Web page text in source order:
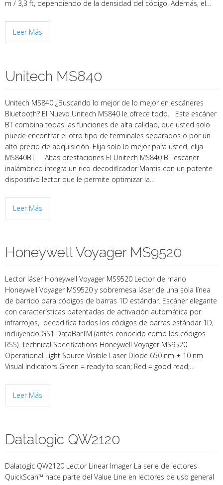
m / 3,3 ft, dependiendo de la densidad del código. Además, el…
Leer Más
Unitech MS840
Unitech MS840 ¿Buscando lo mejor de lo mejor en escáneres
Bluetooth? El Nuevo Unitech MS840 le ofrece todo. Este escáner
BT combina todas las funciones de alta calidad, que usted solo
puede encontrar el otro tipo de terminales separados o por un
alto precio de adquisición. Elija solo lo mejor para usted, elija
MS840BT Altas prestaciones El Unitech MS840 BT escáner
inalámbrico integra un rico decodificador Mantis con un potente
dispositivo lector que le permite optimizar la…
Leer Más
Honeywell Voyager MS9520
Lector láser Honeywell Voyager MS9520 Lector de mano
Honeywell Voyager MS9520 y sobremesa láser de una sola línea
de barrido para códigos de barras 1D estándar. Escáner elegante
con características patentadas de activación automática por
infrarrojos, decodifica todos los códigos de barras estándar 1D,
incluyendo GS1 DataBarTM (antes conocido como los códigos
RSS). Technical Specifications Honeywell Voyager MS9520
Operational Light Source Visible Laser Diode 650 nm ± 10 nm
Visual Indicators Green = ready to scan; Red = good read;…
Leer Más
Datalogic QW2120
Dalatogic QW2120 Lector Linear Imager La serie de lectores
QuickScan™ hace parte del Value Line en lectores de uso general